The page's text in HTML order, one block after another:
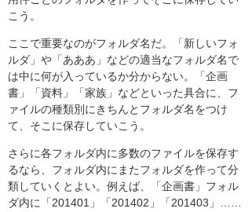
こう。
ここで重要なのがフォルダ名だ。「新しいフォ
ルダ」や「あああ」などの適当なフォルダ名で
は中に何が入っているか分からない。「企画
書」「資料」「家族」などといった具合に、フ
ァイルの種類別にきちんとフォルダ名をつけ
て、そこに保存していこう。
さらに各フォルダ内に多数のファイルを保存す
るなら、フォルダ内にまたフォルダを作って分
類していくとよい。例えば、「企画書」フォル
ダ内に「201401」「201402」「201403」……